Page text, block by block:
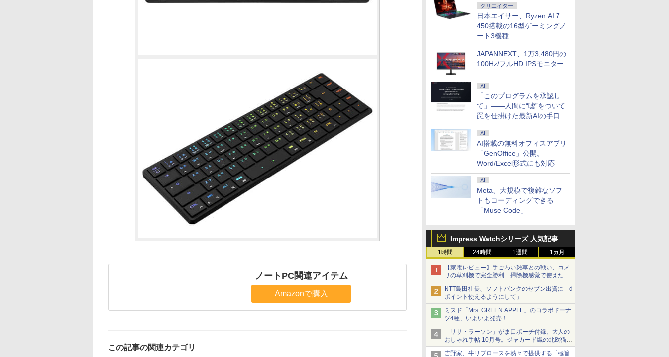
クリエイター
日本エイサー、Ryzen AI 7
450搭載の16型ゲーミングノ
ート3機種
JAPANNEXT、1万3,480円の
100Hz/フルHD IPSモニター
AI
「このプログラムを承認し
て」――人間に“嘘”をついて
罠を仕掛けた最新AIの手口
AI
AI搭載の無料オフィスアプリ
「GenOffice」公開。
Word/Excel形式にも対応
AI
Meta、大規模で複雑なソフ
トもコーディングできる
「Muse Code」
Impress Watchシリーズ 人気記事
1時間 24時間 1週間 1カ月
【家電レビュー】手ごわい雑草との戦い、コメ
リの草刈機で完全勝利 掃除機感覚で使えた
NTT島田社長、ソフトバンクのセブン出資に「d
ポイント使えるようにして」
ミスド「Mrs. GREEN APPLE」のコラボドーナ
ツ4種、いよいよ発売！
「リサ・ラーソン」がま口ポーチ付録、大人の
おしゃれ手帖 10月号。ジャカード織の北欧猫デ
ザイン
吉野家、牛リブロースを熱々で提供する「極旨
ノートPC関連アイテム
Amazonで購入
この記事の関連カテゴリ